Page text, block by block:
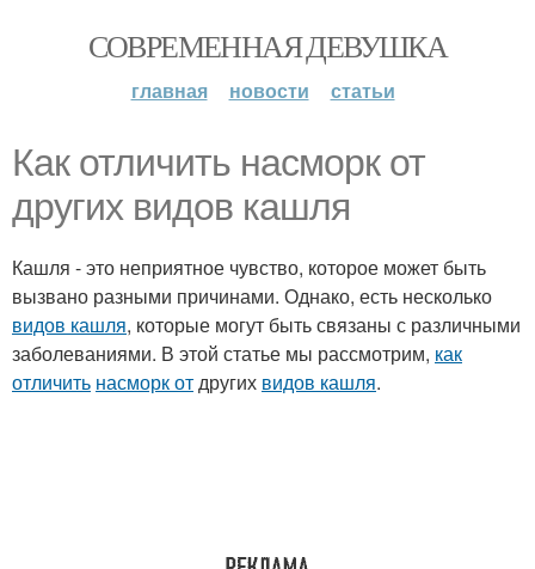
СОВРЕМЕННАЯ ДЕВУШКА
главная новости статьи
Как отличить насморк от
других видов кашля
Кашля - это неприятное чувство, которое может быть
вызвано разными причинами. Однако, есть несколько
видов кашля, которые могут быть связаны с различными
заболеваниями. В этой статье мы рассмотрим, как
отличить насморк отдругих видов кашля.